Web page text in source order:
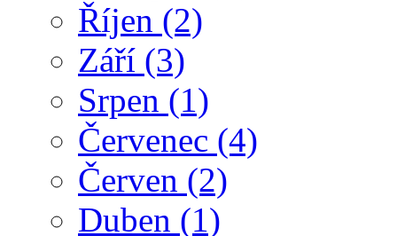
Říjen (2)
Září (3)
Srpen (1)
Červenec (4)
Červen (2)
Duben (1)